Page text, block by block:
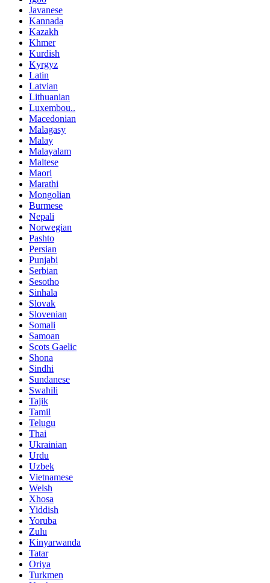
Javanese
Kannada
Kazakh
Khmer
Kurdish
Kyrgyz
Latin
Latvian
Lithuanian
Luxembou..
Macedonian
Malagasy
Malay
Malayalam
Maltese
Maori
Marathi
Mongolian
Burmese
Nepali
Norwegian
Pashto
Persian
Punjabi
Serbian
Sesotho
Sinhala
Slovak
Slovenian
Somali
Samoan
Scots Gaelic
Shona
Sindhi
Sundanese
Swahili
Tajik
Tamil
Telugu
Thai
Ukrainian
Urdu
Uzbek
Vietnamese
Welsh
Xhosa
Yiddish
Yoruba
Zulu
Kinyarwanda
Tatar
Oriya
Turkmen